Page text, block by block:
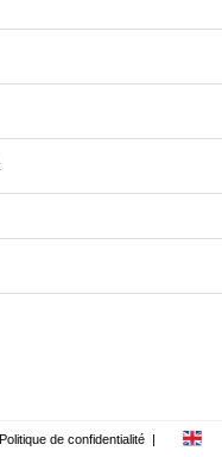
Politique de confidentialité |